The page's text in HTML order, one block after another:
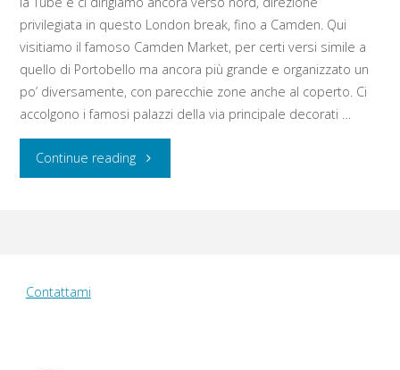
privilegiata in questo London break, fino a Camden. Qui
visitiamo il famoso Camden Market, per certi versi simile a
quello di Portobello ma ancora più grande e organizzato un
po’ diversamente, con parecchie zone anche al coperto. Ci
accolgono i famosi palazzi della via principale decorati …
Continue reading"Sabato
Contattami